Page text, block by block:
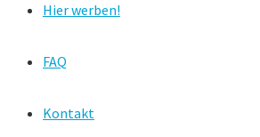
Hier werben!
FAQ
Kontakt